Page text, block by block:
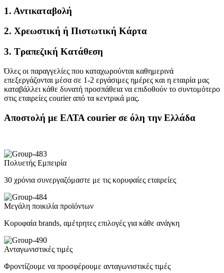
1. Αντικαταβολή
2. Χρεωστική ή Πιστωτική Κάρτα
3. Τραπεζική Κατάθεση
Όλες οι παραγγελίες που καταχωρούνται καθημερινά
επεξεργάζονται μέσα σε 1-2 εργάσιμες ημέρες και η εταιρία μας
καταβάλλει κάθε δυνατή προσπάθεια να επιδοθούν το συντομότερο
στις εταιρείες courier από τα κεντρικά μας.
Αποστολή με ΕΛΤΑ courier σε όλη την Ελλάδα
Πολυετής Εμπειρία
30 χρόνια συνεργαζόμαστε με τις κορυφαίες εταιρείες
Μεγάλη ποικιλία προϊόντων
Κορυφαία brands, αμέτρητες επιλογές για κάθε ανάγκη
Ανταγωνιστικές τιμές
Φροντίζουμε να προσφέρουμε ανταγωνιστικές τιμές